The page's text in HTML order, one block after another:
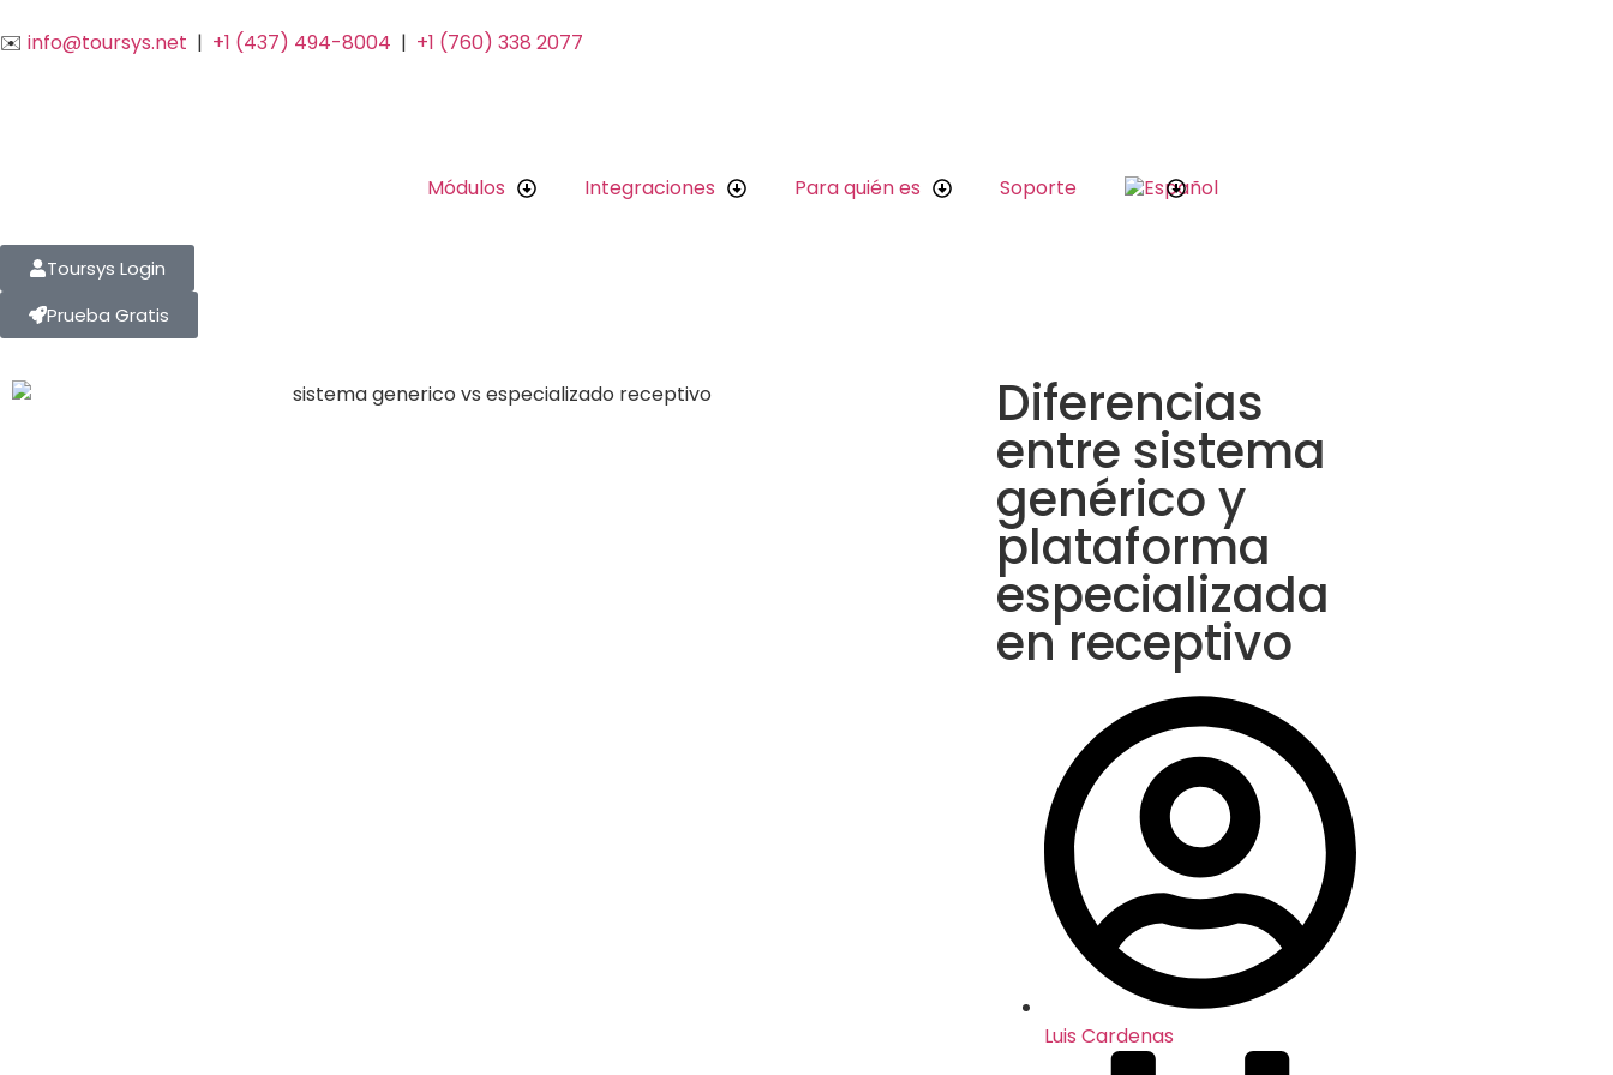
✉️ info@toursys.net | +1 (437) 494-8004 | +1 (760) 338 2077
Módulos Integraciones Para quién es Soporte
Toursys Login
Prueba Gratis
Diferencias
entre sistema
genérico y
plataforma
especializada
en receptivo
Luis Cardenas